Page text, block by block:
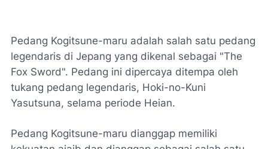
Pedang Kogitsune-maru adalah salah satu pedang
legendaris di Jepang yang dikenal sebagai "The
Fox Sword". Pedang ini dipercaya ditempa oleh
tukang pedang legendaris, Hoki-no-Kuni
Yasutsuna, selama periode Heian.
Pedang Kogitsune-maru dianggap memiliki